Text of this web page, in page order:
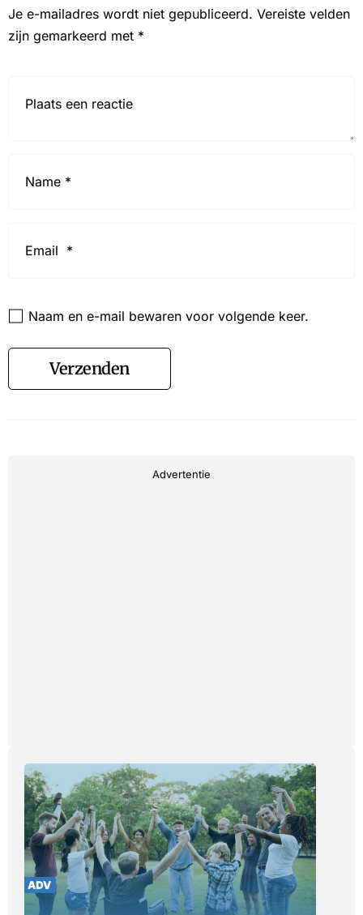
Je e-mailadres wordt niet gepubliceerd. Vereiste velden
zijn gemarkeerd met *
Naam en e-mail bewaren voor volgende keer.
Verzenden
Advertentie